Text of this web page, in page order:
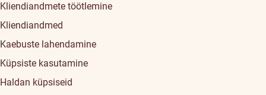
Kliendiandmete töötlemine
Kliendiandmed
Kaebuste lahendamine
Küpsiste kasutamine
Haldan küpsiseid